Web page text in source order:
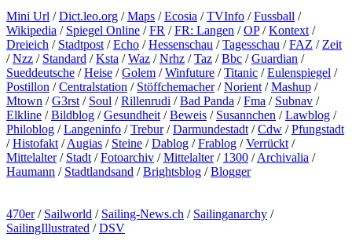
Mini Url /Dict.leo.org /Maps /Ecosia /TVInfo /Fussball /
Wikipedia / Spiegel Online /FR /FR: Langen /OP/Kontext /
Dreieich / Stadtpost /Echo /Hessenschau /Tagesschau /FAZ / Zeit
/Nzz / Standard /Ksta /Waz /Nrhz /Taz /Bbc /Guardian /
Sueddeutsche /Heise /Golem /Winfuture /Titanic /Eulenspiegel /
Postillon /Centralstation / Stöffchemacher/Norient /Mashup /
Mtown /G3rst / Soul /Rillenrudi /Bad Panda /Fma / Subnav /
Elkline /Bildblog /Gesundheit /Beweis / Susannchen /Lawblog /
Philoblog /Langeninfo /Trebur/Darmundestadt /Cdw /Pfungstadt
/Histofakt /Augias / Steine /Dablog /Frablog /Verrückt /
Mittelalter/ Stadt /Fotoarchiv /Mittelalter/ 1300 /Archivalia /
Haumann / Stadtlandsand /Brightsblog /Blogger
470er/ Sailworld / Sailing-News.ch / Sailinganarchy /
SailingIllustrated /DSV